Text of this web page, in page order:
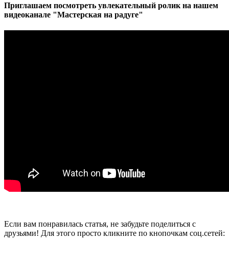
Приглашаем посмотреть увлекательный ролик на нашем
видеоканале "Мастерская на радуге"
Если вам понравилась статья, не забудьте поделиться с
друзьями! Для этого просто кликните по кнопочкам соц.сетей: